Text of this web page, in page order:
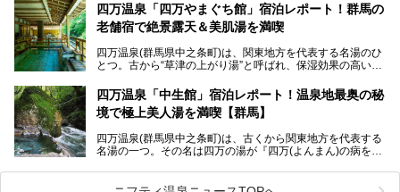
も多いかもしれません。
そこで筆者である私が実際に行ってみました！万座温泉の楽
しみ方や周辺の観光地を解説します。
また、日帰り入浴できる温泉から混浴可能な温泉まで、おす
すめの入浴施設もご紹介します！
四万温泉「四万やまぐち館」宿泊レポート！群馬の
老舗宿で絶景露天＆美肌湯を満喫
四万温泉(群馬県中之条町)は、関東地方を代表する名湯のひ
とつ。古から“草津の上がり湯”と呼ばれ、保湿効果の高い美
「四万やまぐち館」は、この地を代表する旅館の一つ。日帰
り入浴も可能ですが、やはり宿泊してじっくり楽しむのがベ
肌湯をはじめ、館内の魅力をたっぷりとご紹介します！
四万温泉「中生館」宿泊レポート！温泉地最奥の秘
境で極上美人湯を満喫【群馬】
四万温泉(群馬県中之条町)は、古くから関東地方を代表する
名湯の一つ。その名は四万の湯が『四万(よんまん)の病を癒
観光客で賑わう人気温泉地です。